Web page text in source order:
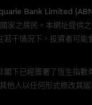
三者的軟件，須自負
負責經由本網站使用或
干擾及盈利虧損)。
Bank Limited
之居民。本網址提供
干情況下，投資者可
下已經簽署了恆生指
人以任何形式修改其